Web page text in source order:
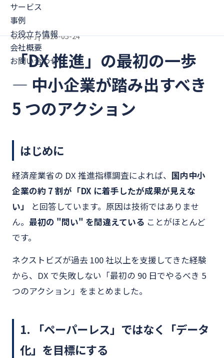
サービス
事例
お役立ち情報
会社概要
お問い合わせ
DX 入門 | 2026-05-24
「DX 推進」の最初の一歩
— 中小企業が踏み出すべき
5 つのアクション
はじめに
経済産業省の DX 推進指標調査によれば、 国内中小
企業の約 7 割が「DX に着手したが成果が見えな
い」
と回答しています。原因は技術ではありませ
ん。 最初の "問い" を間違えている ことがほとんど
です。
ネクストビズが過去 100 社以上を支援してきた経験
から、DX で失敗しない「最初の 90 日でやるべき 5
つのアクション」をまとめました。
1. 「ペーパーレス」ではなく「データ
化」を目標にする